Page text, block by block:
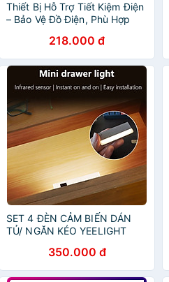
Thiết Bị Hỗ Trợ Tiết Kiệm Điện
– Bảo Vệ Đồ Điện, Phù Hợp
218.000 đ
SET 4 ĐÈN CẢM BIẾN DÁN
TỦ/ NGĂN KÉO YEELIGHT
LÊN ĐẾN 2-4 THÁNG - HÀNG
CHÍNH HÃNG
350.000 đ